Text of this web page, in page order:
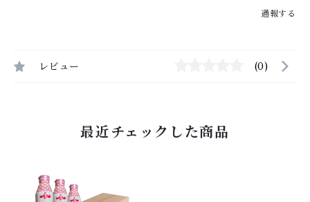
通報する
レビュー (0)
最近チェックした商品